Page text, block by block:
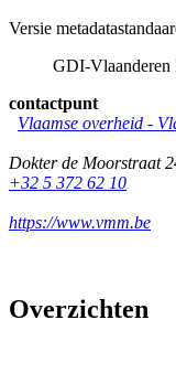
Versie
GDI-Vlaanderen
contactpunt
Vlaamse overheid -
Dokter de Moorstraat
+32 5 372 62 10
https://www.vmm.be
Overzichten